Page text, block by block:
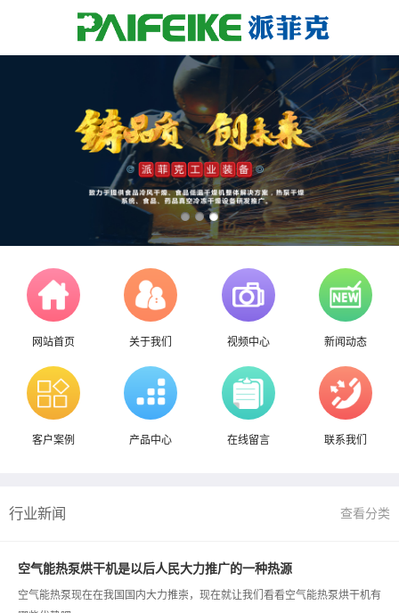
网站首页 关于我们 视频中心 新闻动态
客户案例 产品中心 在线留言 联系我们
行业新闻 查看分类
空气能热泵烘干机是以后人民大力推广的一种热源
空气能热泵现在在我国国内大力推崇，现在就让我们看看空气能热泵烘干机有